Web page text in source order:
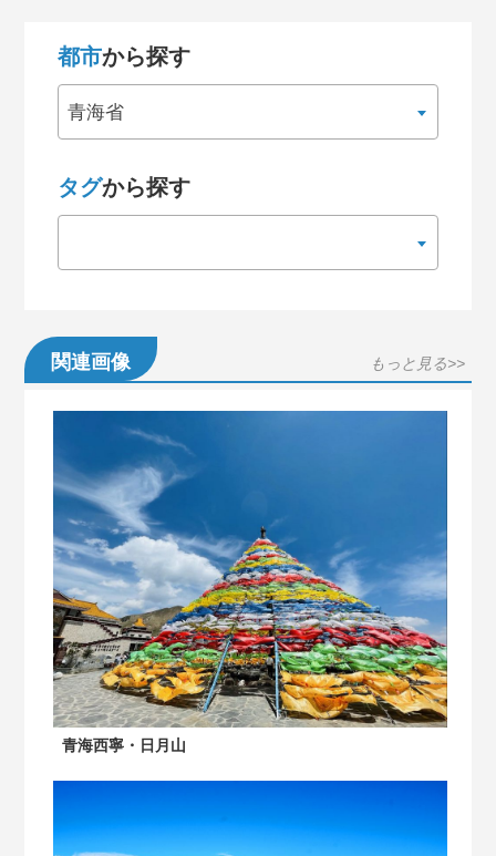
都市から探す
青海省
タグから探す
関連画像 もっと見る>>
青海西寧・日月山